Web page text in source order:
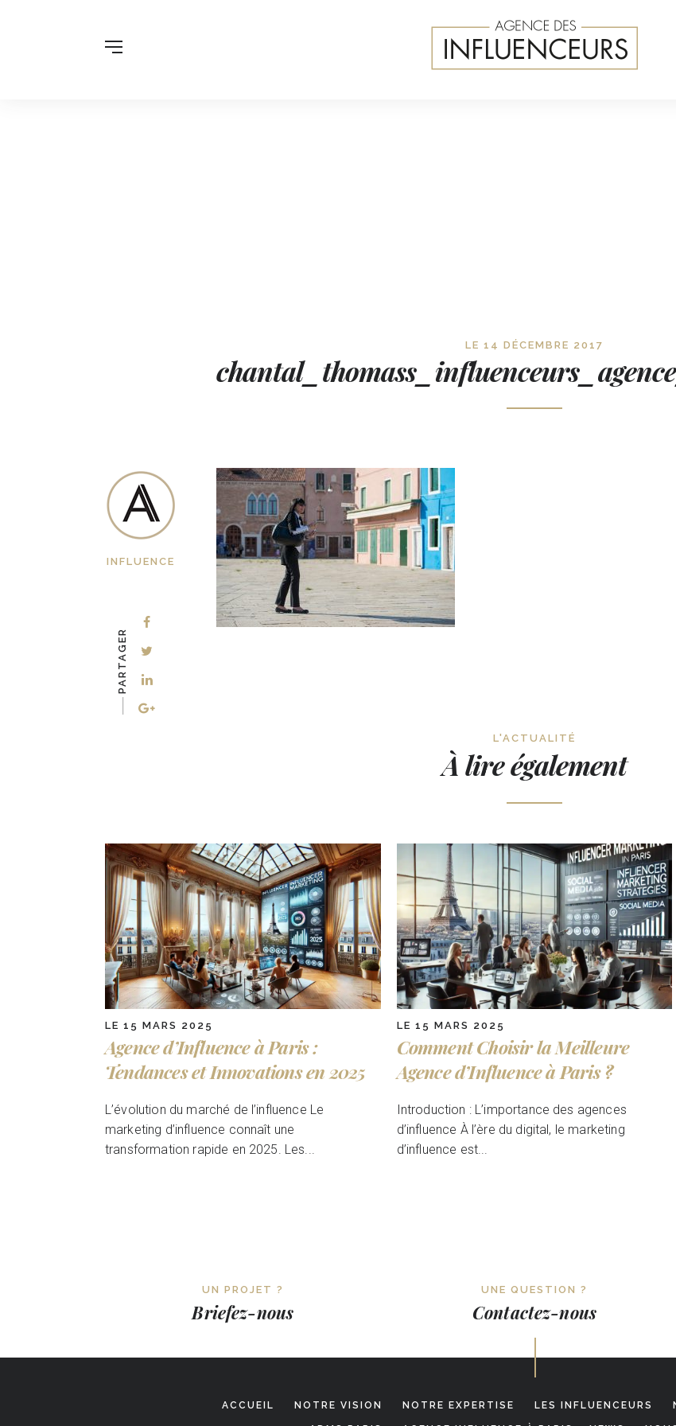
INFLUENCE
PARTAGER
LE 14 DÉCEMBRE 2017
L'ACTUALITÉ
À lire également
LE 15 MARS 2025
Agence d’Influence à Paris :
Tendances et Innovations en 2025
L’évolution du marché de l’influence Le
marketing d’influence connaît une
transformation rapide en 2025. Les...
LE 15 MARS 2025
Comment Choisir la Meilleure
Agence d’Influence à Paris ?
Introduction : L’importance des agences
d’influence À l’ère du digital, le marketing
d’influence est...
UN PROJET ?
Briefez-nous
UNE QUESTION ?
Contactez-nous
ACCUEIL NOTRE VISION NOTRE EXPERTISE LES INFLUENCEURS